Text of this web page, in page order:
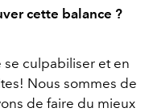
cette balance ?
culpabiliser et en
Nous sommes de
de faire du mieux